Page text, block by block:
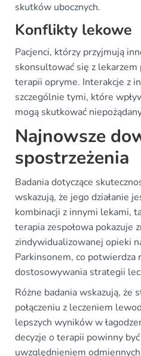
skutków ubocznych.
Konflikty lekowe
Pacjenci, którzy przyjmują
skonsultować się z lekarzem
terapii opryme. Interakcje z
szczególnie tymi, które
mogą skutkować
Najnowsze
spostrzeżenia
Badania dotyczące
wskazują, że jego działanie
kombinacji z innymi lekami,
terapia zespołowa pokazuje
zindywidualizowanej opieki
Parkinsonem, co potwierdza
dostosowywania strategii
Różne badania wskazują, że
połączeniu z leczeniem
lepszych wyników w
decyzje o terapii powinny
uwzględnieniem